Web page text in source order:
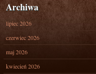
Archiwa
lipiec 2026
czerwiec 2026
maj 2026
kwiecień 2026